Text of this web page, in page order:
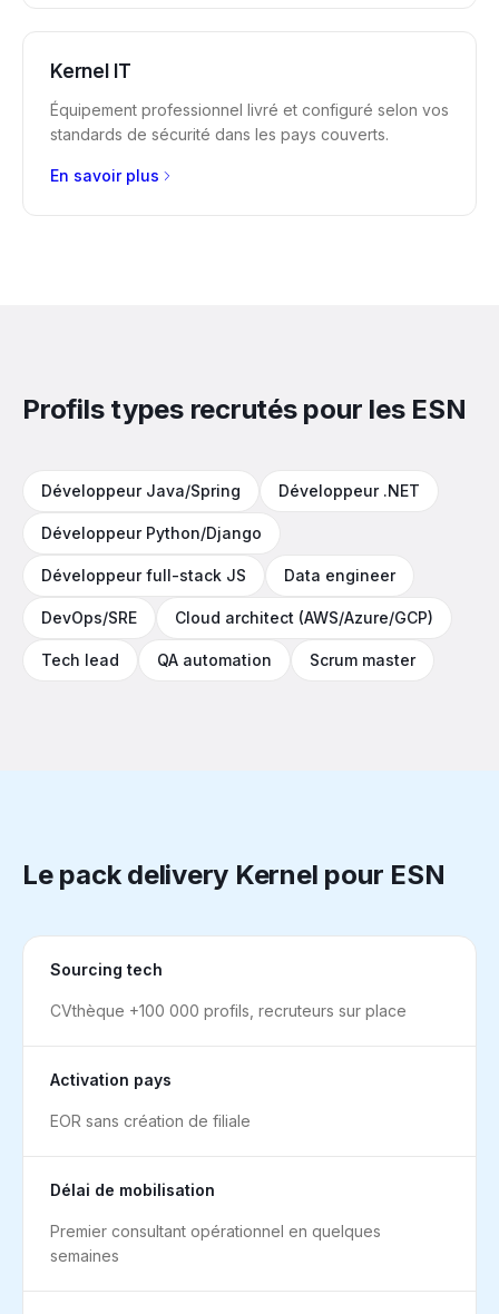
Kernel IT
Équipement professionnel livré et configuré selon vos
standards de sécurité dans les pays couverts.
En savoir plus
Profils types recrutés pour les ESN
Développeur Java/Spring Développeur .NET
Développeur Python/Django
Développeur full-stack JS Data engineer
DevOps/SRE Cloud architect (AWS/Azure/GCP)
Tech lead QA automation Scrum master
Le pack delivery Kernel pour ESN
Sourcing tech
CVthèque +100 000 profils, recruteurs sur place
Activation pays
EOR sans création de filiale
Délai de mobilisation
Premier consultant opérationnel en quelques
semaines